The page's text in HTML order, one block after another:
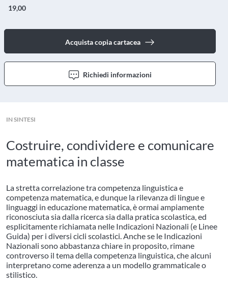
19,00
Acquista copia cartacea
Richiedi informazioni
IN SINTESI
Costruire, condividere e comunicare
matematica in classe
La stretta correlazione tra competenza linguistica e
competenza matematica, e dunque la rilevanza di lingue e
linguaggi in educazione matematica, è ormai ampiamente
riconosciuta sia dalla ricerca sia dalla pratica scolastica, ed
esplicitamente richiamata nelle Indicazioni Nazionali (e Linee
Guida) per i diversi cicli scolastici. Anche se le Indicazioni
Nazionali sono abbastanza chiare in proposito, rimane
controverso il tema della competenza linguistica, che alcuni
interpretano come aderenza a un modello grammaticale o
stilistico.